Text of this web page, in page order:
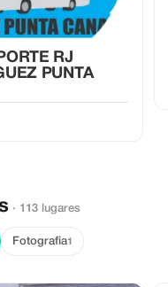
RJ
PUNTA
· 113 lugares
Fotografia1